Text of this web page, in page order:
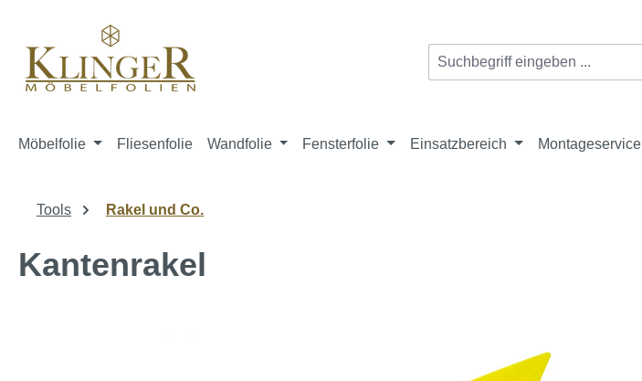
Möbelfolie Fliesenfolie Wandfolie Fensterfolie Einsatzbereich Montageservice
Tools Rakel und Co.
Kantenrakel